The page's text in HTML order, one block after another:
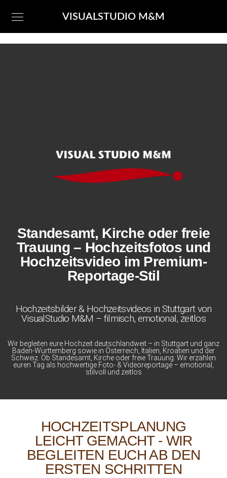
VISUALSTUDIO M&M
Standesamt, Kirche oder freie
Trauung – Hochzeitsfotos und
Hochzeitsvideo im Premium-
Reportage-Stil
Hochzeitsbilder & Hochzeitsvideos in Stuttgart von
VisualStudio M&M – filmisch, emotional, zeitlos
Wir begleiten eure Hochzeit deutschlandweit – in Stuttgart und ganz
Baden-Württemberg sowie in Österreich, Italien, Kroatien und der
Schweiz. Ob Standesamt, Kirche oder freie Trauung: Wir erzählen
euren Tag als hochwertige Foto- & Videoreportage – emotional,
stilvoll und zeitlos
HOCHZEITSPLANUNG
LEICHT GEMACHT - WIR
BEGLEITEN EUCH AB DEN
ERSTEN SCHRITTEN